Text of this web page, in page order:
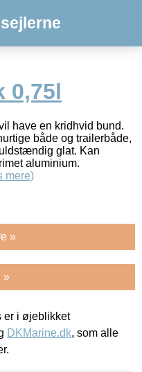
0,75l
have en kridhvid bund.
både og trailerbåde,
glat. Kan
aluminium.
mere)
»
»
er i øjeblikket
DKMarine.dk, som alle